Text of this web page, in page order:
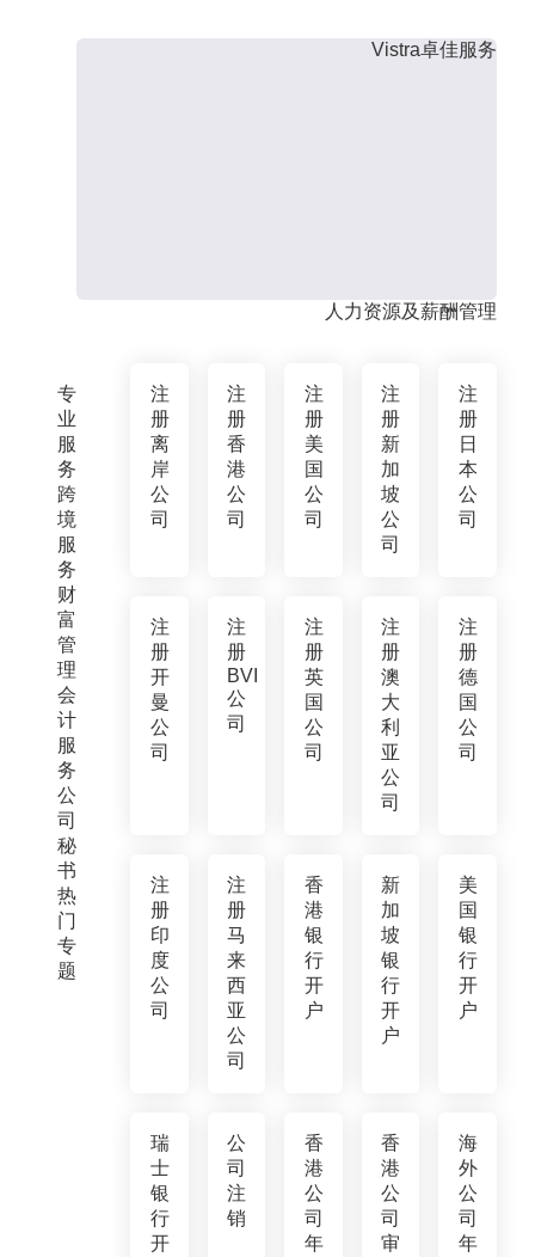
专
业
服
务
跨
境
服
务
财
富
管
理
会
计
服
务
公
司
秘
书
热
门
专
题
Vistra卓佳服务
人力资源及薪酬管理
注
册
离
岸
公
司
注
册
香
港
公
司
注
册
美
国
公
司
注
册
新
加
坡
公
司
注
册
日
本
公
司
注
册
开
曼
公
司
注
册
BVI
公
司
注
册
英
国
公
司
注
册
澳
大
利
亚
公
司
注
册
德
国
公
司
注
册
印
度
公
司
注
册
马
来
西
亚
公
司
香
港
银
行
开
户
新
加
坡
银
行
开
户
美
国
银
行
开
户
瑞
士
银
行
开
公
司
注
销
香
港
公
司
年
香
港
公
司
审
海
外
公
司
年